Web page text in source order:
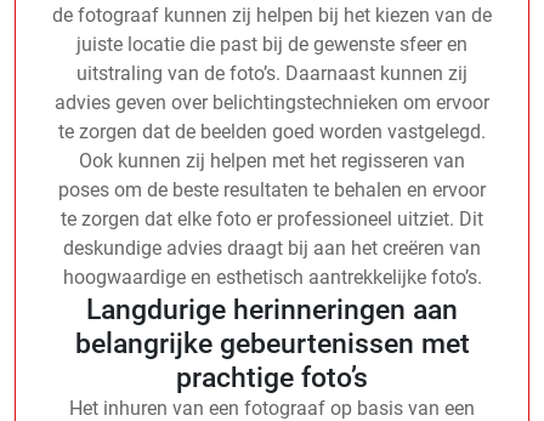
de fotograaf kunnen zij helpen bij het kiezen van de
juiste locatie die past bij de gewenste sfeer en
uitstraling van de foto’s. Daarnaast kunnen zij
advies geven over belichtingstechnieken om ervoor
te zorgen dat de beelden goed worden vastgelegd.
Ook kunnen zij helpen met het regisseren van
poses om de beste resultaten te behalen en ervoor
te zorgen dat elke foto er professioneel uitziet. Dit
deskundige advies draagt bij aan het creëren van
hoogwaardige en esthetisch aantrekkelijke foto’s.
Langdurige herinneringen aan
belangrijke gebeurtenissen met
prachtige foto’s
Het inhuren van een fotograaf op basis van een